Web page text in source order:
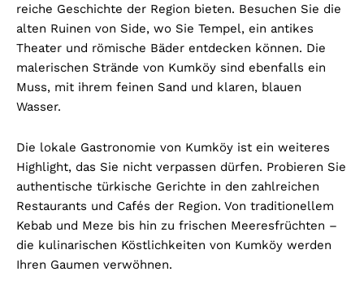
reiche Geschichte der Region bieten. Besuchen Sie die
alten Ruinen von Side, wo Sie Tempel, ein antikes
Theater und römische Bäder entdecken können. Die
malerischen Strände von Kumköy sind ebenfalls ein
Muss, mit ihrem feinen Sand und klaren, blauen
Wasser.
Die lokale Gastronomie von Kumköy ist ein weiteres
Highlight, das Sie nicht verpassen dürfen. Probieren Sie
authentische türkische Gerichte in den zahlreichen
Restaurants und Cafés der Region. Von traditionellem
Kebab und Meze bis hin zu frischen Meeresfrüchten –
die kulinarischen Köstlichkeiten von Kumköy werden
Ihren Gaumen verwöhnen.